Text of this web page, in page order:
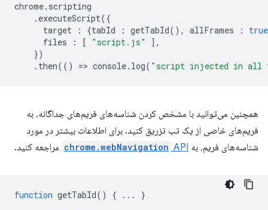
chrome. scripting
. executeScript({
target
: {tabId : getTabId(), allFrames :
true
files
: [ "script.js"
],
})
. then(() => console. log( "script injected in all
همچنین می‌توانید با مشخص کردن شناسه‌های فریم‌های جداگانه، به
فریم‌های خاصی از یک تب تزریق کنید. برای اطلاعات بیشتر در مورد
شناسه‌های فریم، به
chrome.webNavigation API مراجعه کنید.
function getTabId() { ... }